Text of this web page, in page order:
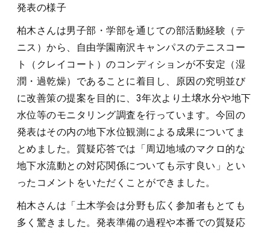
発表の様子
柏木さんは男子部・学部を通じての部活動経験（テ
ニス）から、自由学園南沢キャンパスのテニスコー
ト（クレイコート）のコンディションが不安定（湿
潤・過乾燥）であることに着目し、原因の究明並び
に改善策の提案を目的に、3年次より土壌水分や地下
水位等のモニタリング調査を行っています。今回の
発表はその内の地下水位観測による成果についてま
とめました。質疑応答では「周辺地域のマクロ的な
地下水流動との対応関係についても示す良い」とい
ったコメントをいただくことができました。
柏木さんは「土木学会は分野も広く参加者もとても
多く驚きました。発表準備の過程や本番での質疑応